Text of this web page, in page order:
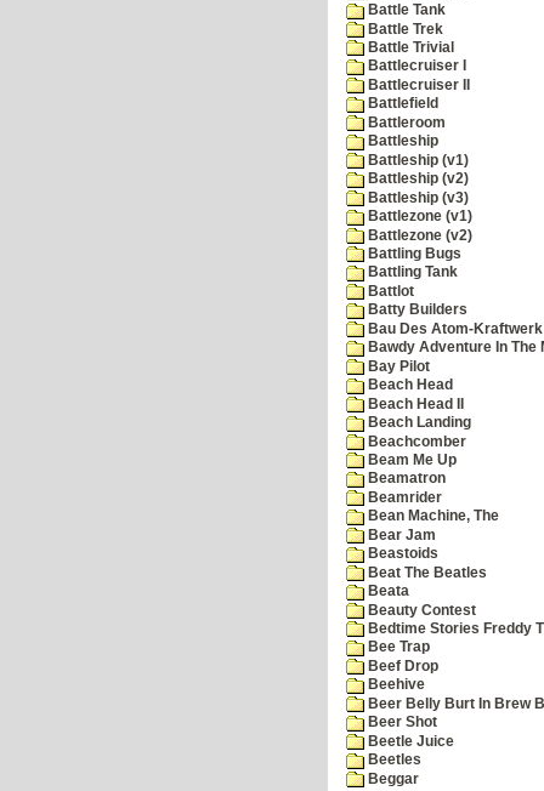
Battle Tank
Battle Trek
Battle Trivial
Battlecruiser I
Battlecruiser II
Battlefield
Battleroom
Battleship
Battleship (v1)
Battleship (v2)
Battleship (v3)
Battlezone (v1)
Battlezone (v2)
Battling Bugs
Battling Tank
Battlot
Batty Builders
Bau Des Atom-Kraftwerk
Bawdy Adventure In The
Bay Pilot
Beach Head
Beach Head II
Beach Landing
Beachcomber
Beam Me Up
Beamatron
Beamrider
Bean Machine, The
Bear Jam
Beastoids
Beat The Beatles
Beata
Beauty Contest
Bedtime Stories Freddy
Bee Trap
Beef Drop
Beehive
Beer Belly Burt In Brew
Beer Shot
Beetle Juice
Beetles
Beggar